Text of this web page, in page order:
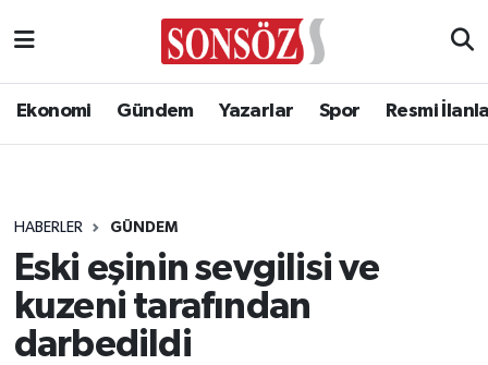
Ekonomi Gündem Yazarlar Spor Resmi
HABERLER GÜNDEM
Eski eşinin sevgilisi ve
kuzeni tarafından
darbedildi